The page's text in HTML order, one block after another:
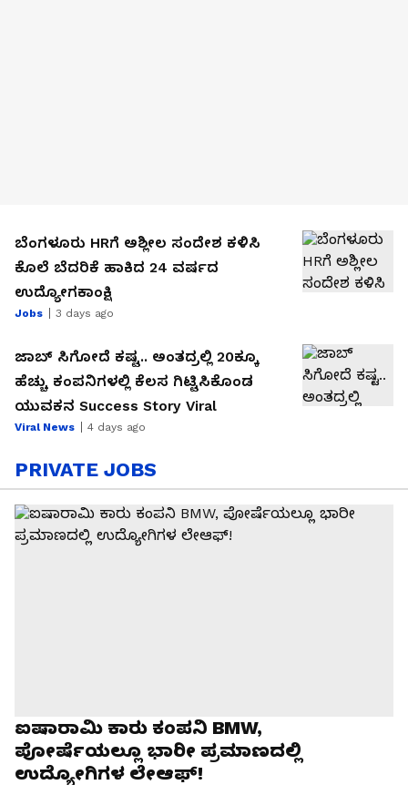
ಬೆಂಗಳೂರು HRಗೆ ಅಶ್ಲೀಲ ಸಂದೇಶ ಕಳಿಸಿ
ಕೊಲೆ ಬೆದರಿಕೆ ಹಾಕಿದ 24 ವರ್ಷದ
ಉದ್ಯೋಗಕಾಂಕ್ಷಿ
Jobs 3 days ago
ಜಾಬ್‌ ಸಿಗೋದೆ ಕಷ್ಟ.. ಅಂತದ್ರಲ್ಲಿ 20ಕ್ಕೂ
ಹೆಚ್ಚು ಕಂಪನಿಗಳಲ್ಲಿ ಕೆಲಸ ಗಿಟ್ಟಿಸಿಕೊಂಡ
ಯುವಕನ Success Story Viral
Viral News 4 days ago
PRIVATE JOBS
ಐಷಾರಾಮಿ ಕಾರು ಕಂಪನಿ BMW,
ಪೋರ್ಷೆಯಲ್ಲೂ ಭಾರೀ ಪ್ರಮಾಣದಲ್ಲಿ
ಉದ್ಯೋಗಿಗಳ ಲೇಆಫ್‌!